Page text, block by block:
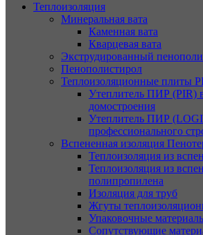
Теплоизоляция
Минеральная вата
Каменная вата
Кварцевая вата
Экструдированный
Пенополистирол
Теплоизоляционные плиты
Утеплитель ПИР (PIR)
домостроения
Утеплитель ПИР
профессионального
Вспененная изоляция
Теплоизоляция из
Теплоизоляция из
полипропилена
Изоляция для труб
Жгуты
Упаковочные
Сопутствующие